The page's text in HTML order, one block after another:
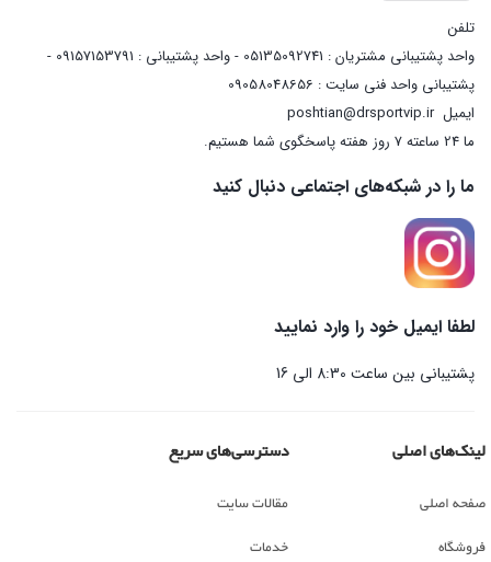
تلفن
واحد پشتیبانی مشتریان : 05135092741 - واحد پشتیبانی : 09157153791 -
پشتیبانی واحد فنی سایت : 09058048656
ایمیلposhtian@drsportvip.ir
ما 24 ساعته 7 روز هفته پاسخگوی شما هستیم.
ما را در شبکه‌های اجتماعی دنبال کنید
لطفا ایمیل خود را وارد نمایید
پشتیبانی بین ساعت 8:30 الی 16
لینک‌های اصلی
صفحه اصلی
فروشگاه
دسترسی‌های سریع
مقالات سایت
خدمات